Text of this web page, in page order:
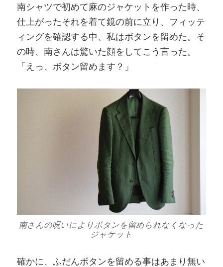
南シャツで初めて麻のジャケットを作った時、
仕上がったそれを着て鏡の前に立り、フィッテ
ィングを確認する中、私はボタンを留めた。そ
の時、南さんは驚いた顔をしてこう言った。
「えっ、ボタン留めます？」
南さんの呪いによりボタンを留められなくなった
ジャケット
確かに、ふだんボタンを留める事はあまり無い